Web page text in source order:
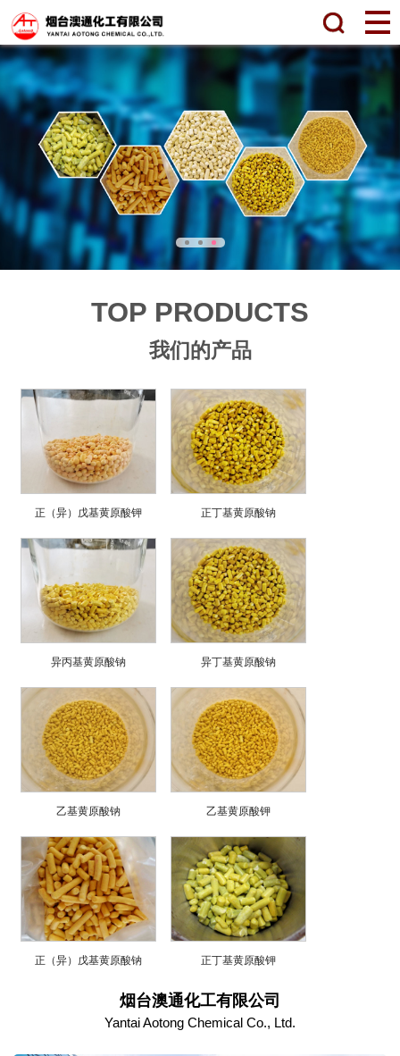
TOP PRODUCTS
我们的产品
正（异）戊基黄原酸钾 正丁基黄原酸钠
异丙基黄原酸钠 异丁基黄原酸钠
乙基黄原酸钠 乙基黄原酸钾
正（异）戊基黄原酸钠 正丁基黄原酸钾
烟台澳通化工有限公司
Yantai Aotong Chemical Co., Ltd.